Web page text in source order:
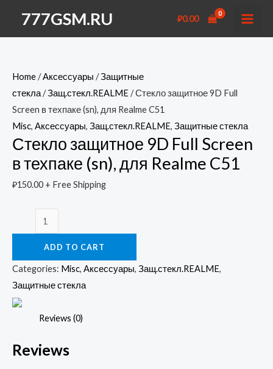
содержимому
777GSM.RU ₽0.00
Home/Аксессуары /Защитные
стекла/Защ.стекл.REALME/ Стекло защитное 9D Full
Screen в техпаке (sn), для Realme C51
Misc, Аксессуары, Защ.стекл.REALME, Защитные стекла
Стекло защитное 9D Full Screen
в техпаке (sn), для Realme C51
₽150.00 + Free Shipping
защитное
Full
Screen
в
техпаке
для
ADD TO CART
Categories: Misc, Аксессуары, Защ.стекл.REALME,
Защитные стекла
Reviews (0)
Reviews